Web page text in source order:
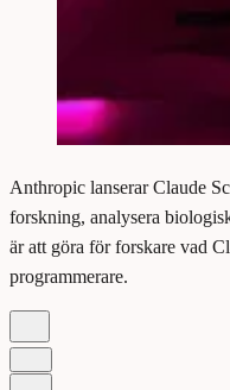
Anthropic lanserar Claude
forskning, analysera
är att göra för forskare vad
programmerare.